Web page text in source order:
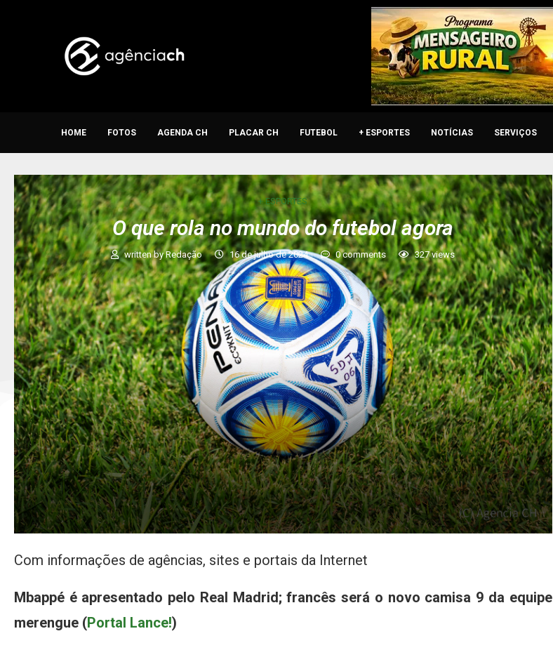
HOME FOTOS AGENDA CH PLACAR CH FUTEBOL + ESPORTES NOTÍCIAS SERVIÇOS
+ ESPORTES
O que rola no mundo do futebol agora
written byRedação 16 de julho de 2024 0 comments 327views
Com informações de agências, sites e portais da Internet
Mbappé é apresentado pelo Real Madrid; francês será o novo camisa 9 da equipe
merengue (Portal Lance!)